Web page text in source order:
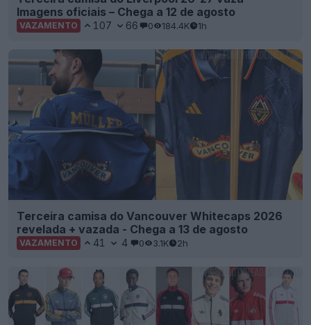
Imagens oficiais – Chega a 12 de agosto
VAZAMENTO 107 66 0 184.4K 1h
Terceira camisa do Vancouver Whitecaps 2026
revelada + vazada - Chega a 13 de agosto
VAZAMENTO 41 4 0 3.1K 2h